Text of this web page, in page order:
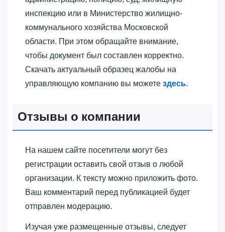
инспекцию или в Министерство жилищно-
коммунального хозяйства Московской
области. При этом обращайте внимание,
чтобы документ был составлен корректно.
Скачать актуальный образец жалобы на
управляющую компанию вы можете здесь.
Отзывы о компании
На нашем сайте посетители могут без
регистрации оставить свой отзыв о любой
организации. К тексту можно приложить фото.
Ваш комментарий перед публикацией будет
отправлен модерацию.
Изучая уже размещенные отзывы, следует